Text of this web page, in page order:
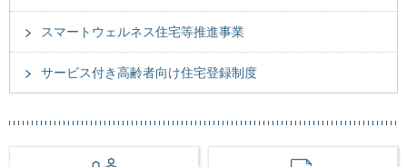
スマートウェルネス住宅等推進事業
サービス付き高齢者向け住宅登録制度